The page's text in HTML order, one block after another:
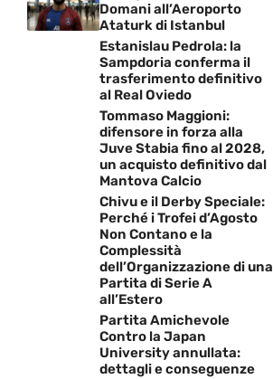
Domani all’Aeroporto
Ataturk di Istanbul
Estanislau Pedrola: la
Sampdoria conferma il
trasferimento definitivo
al Real Oviedo
Tommaso Maggioni:
difensore in forza alla
Juve Stabia fino al 2028,
un acquisto definitivo dal
Mantova Calcio
Chivu e il Derby Speciale:
Perché i Trofei d’Agosto
Non Contano e la
Complessità
dell’Organizzazione di una
Partita di Serie A
all’Estero
Partita Amichevole
Contro la Japan
University annullata:
dettagli e conseguenze